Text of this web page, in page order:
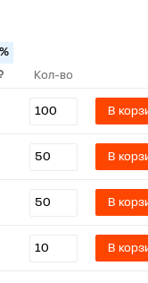
Кол-во
В
В
В
В